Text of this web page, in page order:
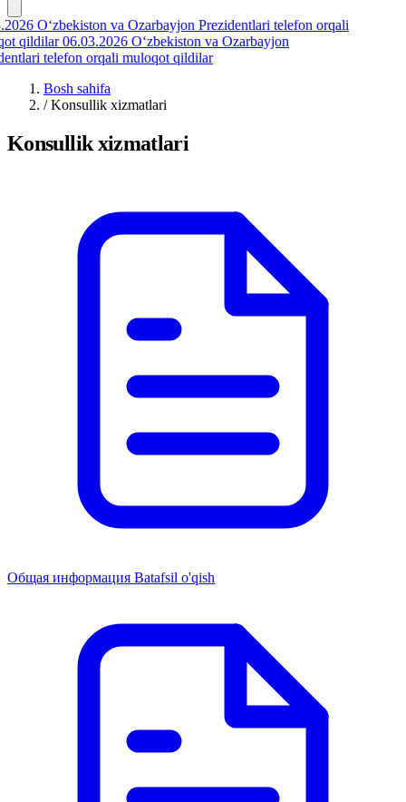
O‘zbekiston va Ozarbayjon Prezidentlari telefon orqali
qildilar 06.03.2026 O‘zbekiston va Ozarbayjon
telefon orqali muloqot qildilar
Bosh sahifa
/ Konsullik xizmatlari
Konsullik xizmatlari
Общая информация Batafsil o'qish